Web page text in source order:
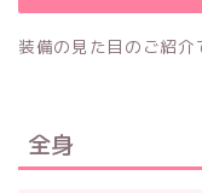
装備の見た目のご紹介
全身